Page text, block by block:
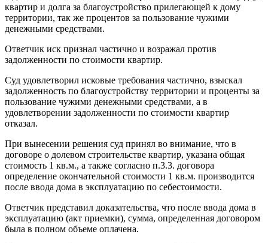
квартир и долга за благоустройство прилегающей к дому
территории, так же процентов за пользование чужими
денежными средствами.
Ответчик иск признал частично и возражал против
задолженности по стоимости квартир.
Суд удовлетворил исковые требования частично, взыскал
задолженность по благоустройству территории и проценты за
пользование чужими денежными средствами, а в
удовлетворении задолженности по стоимости квартир
отказал.
При вынесении решения суд принял во внимание, что в
договоре о долевом строительстве квартир, указана общая
стоимость 1 кв.м., а также согласно п.3.3. договора
определение окончательной стоимости 1 кв.м. производится
после ввода дома в эксплуатацию по себестоимости.
Ответчик представил доказательства, что после ввода дома в
эксплуатацию (акт приемки), сумма, определенная договором
была в полном объеме оплачена.